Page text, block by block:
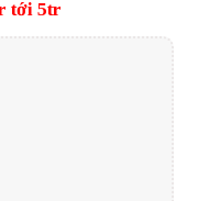
tới 5tr